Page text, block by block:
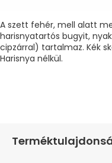
A szett fehér, mell alatt
harisnyatartós bugyit,
cipzárral) tartalmaz. Kék
Harisnya nélkül.